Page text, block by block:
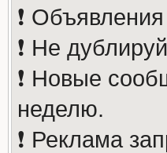
❗️
❗️ Не
❗️ Новые
неделю.
❗️ Реклама